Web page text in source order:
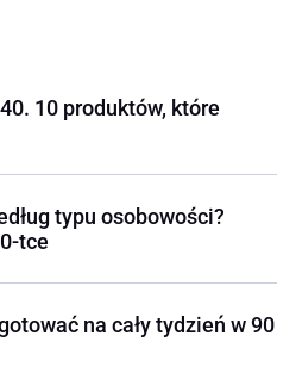
10 produktów, które
typu osobowości?
tce
na cały tydzień w 90